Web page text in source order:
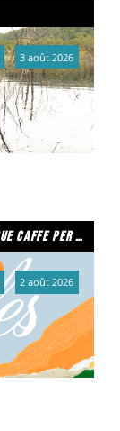
3 août 2026
chapitre 1 : des lacs, des montagnes et due caffe per favore
2 août 2026